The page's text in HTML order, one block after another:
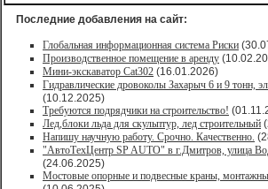
Последние добавления на сайт:
Глобальная информационная система Риски
Производственное помещение в аренду
Мини-экскаватор Cat302 (16.01.2026)
Гидравлические дровоколы Захарыч 6 и 9 тонн,
(10.12.2025)
Требуются подрядчики на строительство!
Лед,блоки льда для скульптур, лед строительный
Напишу научную работу. Срочно. Качественно.
"АвтоТехЦентр SP AUTO" в г.Дмитров, улица
(24.06.2025)
Мостовые опорные и подвесные краны,